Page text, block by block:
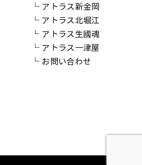
└ アトラス新金岡
└ アトラス北堀江
└ アトラス生國魂
└ アトラス一津屋
└ お問い合わせ